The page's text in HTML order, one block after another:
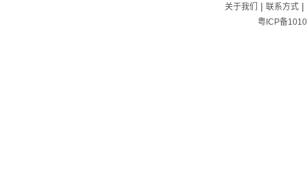
关于我们 | 联系方式|
粤ICP备